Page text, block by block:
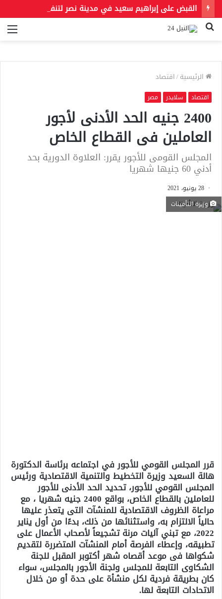
بحث
الرئيسية/اقتصاد
اقتصاد سلايدر مصر
2400 جنيه الحد الأدنى لأجور
العاملين فى القطاع الخاص
المجلس القومى للأجور يقرر: العلاوة الدورية بحد
أدني 60 جنيها شهريا
28 يونيو، 2021
وزيرة التأمينات
قرر المجلس القومي للأجور في اجتماعه برئاسة الدكتورة
هالة السعيد وزيرة التخطيط والتنمية الاقتصادية ورئيس
المجلس القومي للأجور، تحديد الحد الأدنى للأجور
للعاملين بالقطاع الخاص، بواقع 2400 جنيه شهريا ، مع
مراعاة الظروف الاقتصادية للمنشآت التى يتعذر عليها
حالياً الالتزام به، واستثنائها من ذلك، بدءًا من أول يناير
2022، مع تبني آليات مرنة تشجيعاً لأصحاب الأعمال على
تطبيقه، وإعطاء الفرصة أمام المنشآت المتضررة لتقديم
شكواها فى موعد أقصاه شهر أكتوبر المقبل للجنة
الشكاوى التابعة للمجلس ولجنة الأجور بالمجلس، سواء
كان بطريقة فردية لكل منشأة على حدة أو من خلال
الاتحادات التابعة لها.